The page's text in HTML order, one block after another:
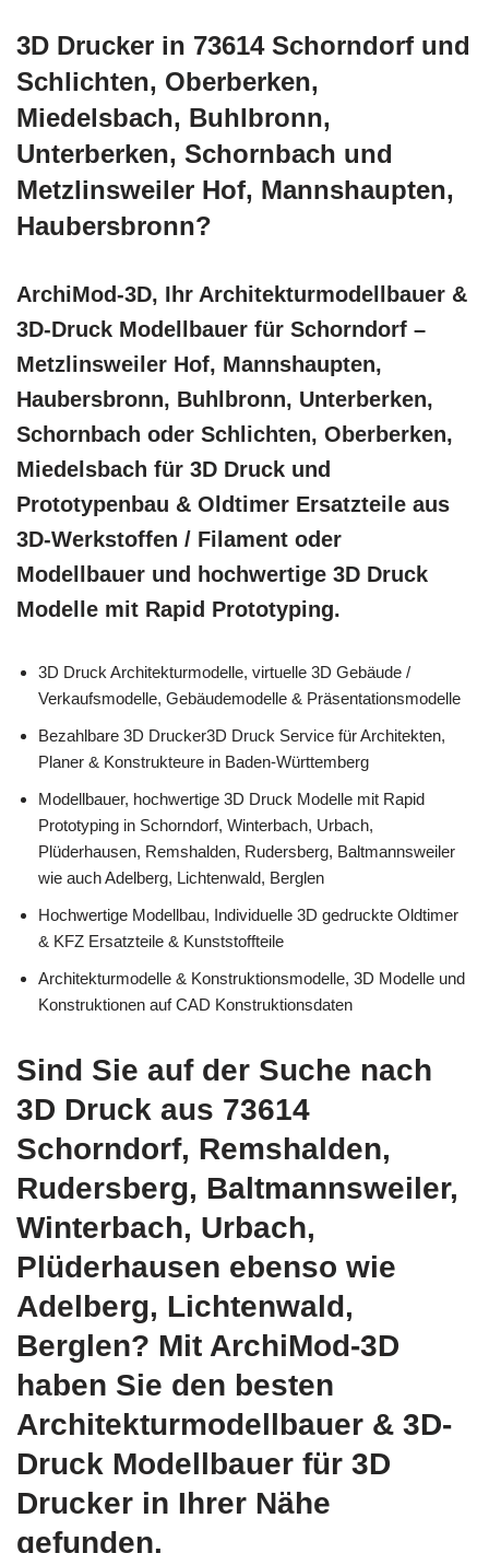
3D Drucker in 73614 Schorndorf und
Schlichten, Oberberken,
Miedelsbach, Buhlbronn,
Unterberken, Schornbach und
Metzlinsweiler Hof, Mannshaupten,
Haubersbronn?
ArchiMod-3D, Ihr Architekturmodellbauer &
3D-Druck Modellbauer für Schorndorf –
Metzlinsweiler Hof, Mannshaupten,
Haubersbronn, Buhlbronn, Unterberken,
Schornbach oder Schlichten, Oberberken,
Miedelsbach für 3D Druck und
Prototypenbau & Oldtimer Ersatzteile aus
3D-Werkstoffen / Filament oder
Modellbauer und hochwertige 3D Druck
Modelle mit Rapid Prototyping.
3D Druck Architekturmodelle, virtuelle 3D Gebäude /
Verkaufsmodelle, Gebäudemodelle & Präsentationsmodelle
Bezahlbare 3D Drucker3D Druck Service für Architekten,
Planer & Konstrukteure in Baden-Württemberg
Modellbauer, hochwertige 3D Druck Modelle mit Rapid
Prototyping in Schorndorf, Winterbach, Urbach,
Plüderhausen, Remshalden, Rudersberg, Baltmannsweiler
wie auch Adelberg, Lichtenwald, Berglen
Hochwertige Modellbau, Individuelle 3D gedruckte Oldtimer
& KFZ Ersatzteile & Kunststoffteile
Architekturmodelle & Konstruktionsmodelle, 3D Modelle und
Konstruktionen auf CAD Konstruktionsdaten
Sind Sie auf der Suche nach
3D Druck aus 73614
Schorndorf, Remshalden,
Rudersberg, Baltmannsweiler,
Winterbach, Urbach,
Plüderhausen ebenso wie
Adelberg, Lichtenwald,
Berglen? Mit ArchiMod-3D
haben Sie den besten
Architekturmodellbauer & 3D-
Druck Modellbauer für 3D
Drucker in Ihrer Nähe
gefunden.